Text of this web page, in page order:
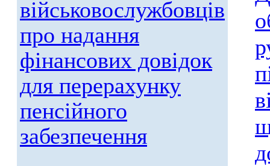
військовослужбовців
про надання
фінансових довідок
для перерахунку
пенсійного
забезпечення